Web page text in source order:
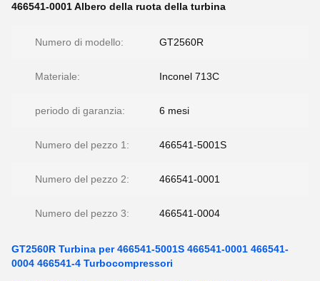
466541-0001 Albero della ruota della turbina
Numero di modello: GT2560R
Materiale: Inconel 713C
periodo di garanzia: 6 mesi
Numero del pezzo 1: 466541-5001S
Numero del pezzo 2: 466541-0001
Numero del pezzo 3: 466541-0004
GT2560R Turbina per 466541-5001S 466541-0001 466541-
0004 466541-4 Turbocompressori